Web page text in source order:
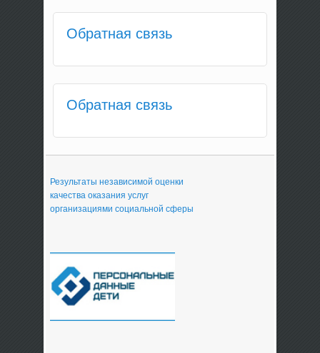
Обратная связь
Обратная связь
Результаты независимой оценки
качества оказания услуг
организациями социальной сферы